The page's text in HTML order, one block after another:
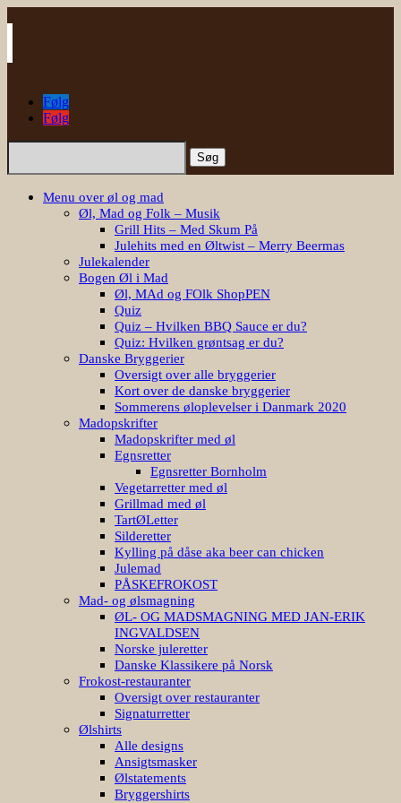
Følg
Følg
Søg
Menu over øl og mad
Øl, Mad og Folk – Musik
Grill Hits – Med Skum På
Julehits med en Øltwist – Merry Beermas
Julekalender
Bogen Øl i Mad
Øl, MAd og FOlk ShopPEN
Quiz
Quiz – Hvilken BBQ Sauce er du?
Quiz: Hvilken grøntsag er du?
Danske Bryggerier
Oversigt over alle bryggerier
Kort over de danske bryggerier
Sommerens øloplevelser i Danmark 2020
Madopskrifter
Madopskrifter med øl
Egnsretter
Egnsretter Bornholm
Vegetarretter med øl
Grillmad med øl
TartØLetter
Silderetter
Kylling på dåse aka beer can chicken
Julemad
PÅSKEFROKOST
Mad- og ølsmagning
ØL- OG MADSMAGNING MED JAN-ERIK
INGVALDSEN
Norske juleretter
Danske Klassikere på Norsk
Frokost-restauranter
Oversigt over restauranter
Signaturretter
Ølshirts
Alle designs
Ansigtsmasker
Ølstatements
Bryggershirts